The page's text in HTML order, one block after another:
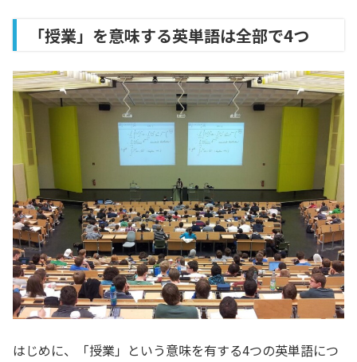
「授業」を意味する英単語は全部で4つ
はじめに、「授業」という意味を有する4つの英単語につ